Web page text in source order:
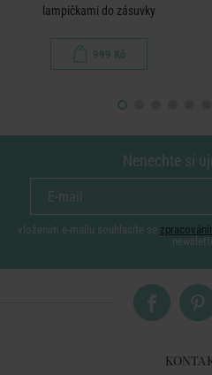
lampičkami do zásuvky
999 Kč
Nenechte si
vložením e-mailu souhlasíte se